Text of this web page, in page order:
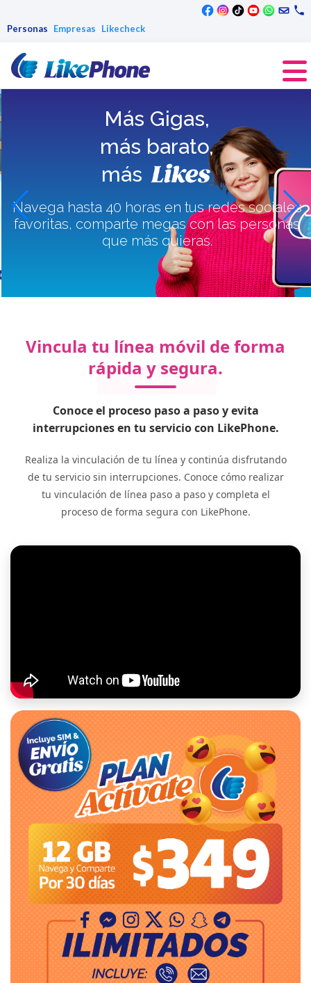
Personas Empresas Likecheck
Facebook
Instagram
TikTokYouTubeCorreo
Más Gigas,
más barato,
más
Navega hasta 40 horas en tus redes sociales
favoritas, comparte megas con las personas
que más quieras.
Contratar ahora
Vincula tu línea móvil de forma
rápida y segura.
Conoce el proceso paso a paso y evita
interrupciones en tu servicio con LikePhone.
Realiza la vinculación de tu línea y continúa disfrutando
de tu servicio sin interrupciones. Conoce cómo realizar
tu vinculación de línea paso a paso y completa el
proceso de forma segura con LikePhone.